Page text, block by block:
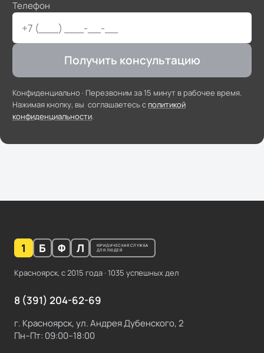
Телефон
Получить консультацию
Конфиденциально · Перезвоним за 15 минут в рабочее время.
Нажимая кнопку, вы соглашаетесь с политикой
конфиденциальности.
1 Б Ф Л
ЮРИДИЧЕСКАЯ СЛУЖБА
ДЛЯ ЛЮДЕЙ
Красноярск, с2015 года · 1035 успешных дел
8 (391) 204-62-69
г. Красноярск, ул. Андрея Дубенского, 2
Пн–Пт: 09:00–18:00